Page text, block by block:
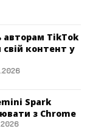
авторам TikTok
контент у
Spark
з Chrome